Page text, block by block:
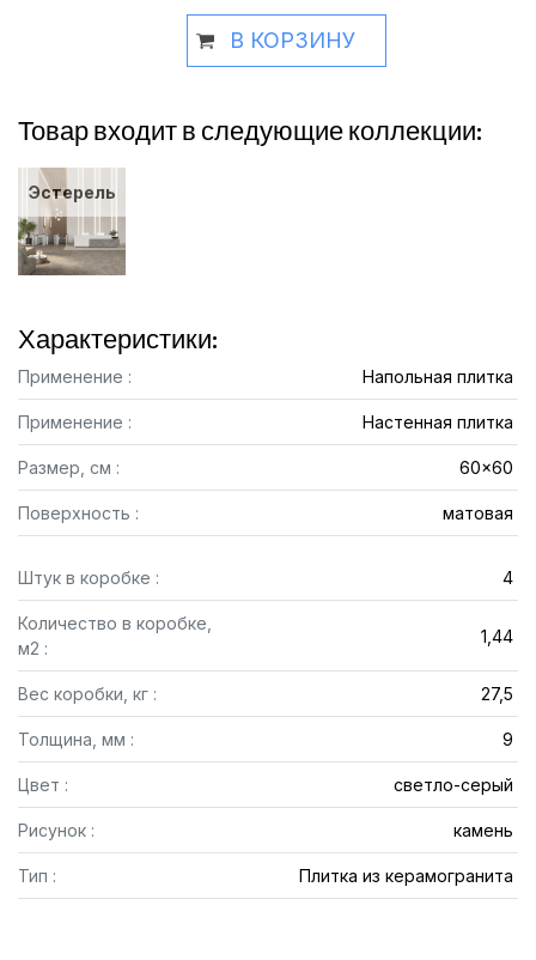
В КОРЗИНУ
Товар входит в следующие коллекции:
Эстерель
Характеристики:
Применение : Напольная плитка
Применение : Настенная плитка
Размер, см : 60x60
Поверхность : матовая
Штук в коробке : 4
Количество в коробке,
м2 :
1,44
Вес коробки, кг : 27,5
Толщина, мм : 9
Цвет : светло-серый
Рисунок : камень
Тип : Плитка из керамогранита